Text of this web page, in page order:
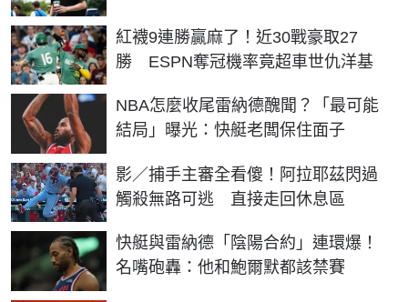
紅襪9連勝贏麻了！近30戰豪取27
勝 ESPN奪冠機率竟超車世仇洋基
NBA怎麼收尾雷納德醜聞？「最可能
結局」曝光：快艇老闆保住面子
影／捕手主審全看傻！阿拉耶茲閃過
觸殺無路可逃 直接走回休息區
快艇與雷納德「陰陽合約」連環爆！
名嘴砲轟：他和鮑爾默都該禁賽